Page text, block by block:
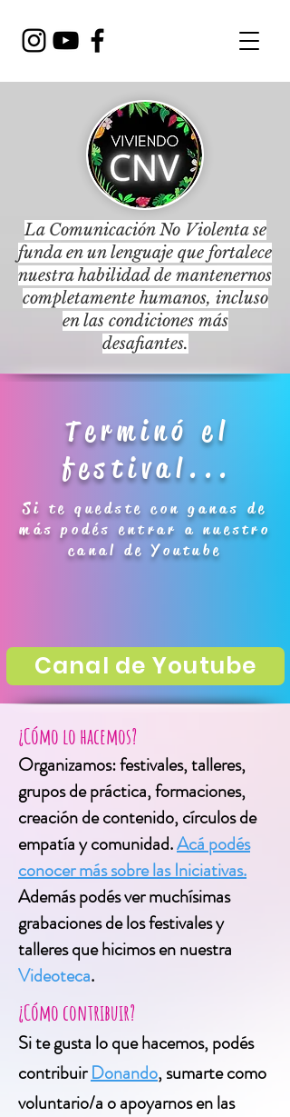
La Comunicación No Violenta se
funda en un lenguaje que fortalece
nuestra habilidad de mantenernos
completamente humanos, incluso
en las condiciones más
desafiantes.
Terminó el
festival...
Si te quedste con ganas de
más podés entrar a nuestro
canal de Youtube
Canal de Youtube
¿Cómo lo hacemos?
Organizamos: festivales, talleres,
grupos de práctica, formaciones,
creación de contenido, círculos de
empatía y comunidad.Acá podés
conocer más sobre las Iniciativas.
Además podés ver muchísimas
grabaciones de los festivales y
talleres que hicimos en nuestra
Videoteca.
¿Cómo contribuir?
Si te gusta lo que hacemos, podés
contribuirDonando, sumarte como
voluntario/a o apoyarnos en las